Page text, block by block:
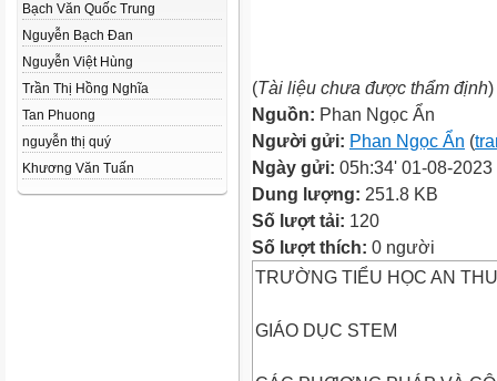
Bạch Văn Quốc Trung
Nguyễn Bạch Đan
Nguyễn Việt Hùng
Trần Thị Hồng Nghĩa
Tan Phuong
nguyễn thị quý
Khương Văn Tuấn
(Tài liệu chưa được thẩm định)
Nguồn: Phan Ngọc Ẩn
Người gửi: Phan Ngọc Ẩn (
Ngày gửi: 05h:34' 01-08-2023
Dung lượng: 251.8 KB
Số lượt tải: 120
Số lượt thích: 0 người
TRƯỜNG TIỂU HỌC AN
GIÁO DỤC STEM